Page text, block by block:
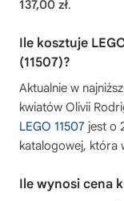
137,00 zł.
Ile kosztuje
(11507)?
Aktualnie w
kwiatów Olivii
LEGO 11507 jest o
katalogowej, która
Ile wynosi cena